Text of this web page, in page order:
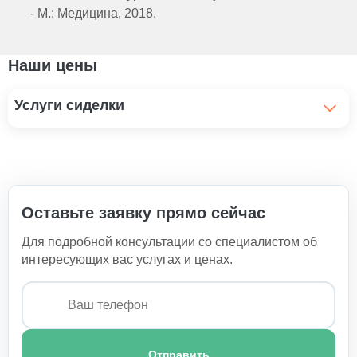
- М.: Медицина, 2018.
Наши цены
Услуги сиделки
1 100 ₽
Сиделка с проживанием
1 200 ₽
Сиделка для пожилого человека
1 100 ₽
Услуги мужчины-сиделки
Оставьте заявку прямо сейчас
Для подробной консультации со специалистом об
интересующих вас услугах и ценах.
Отправить